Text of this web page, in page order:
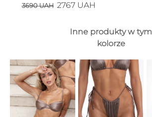
3690UAH 2767 UAH
Inne produkty w tym
kolorze